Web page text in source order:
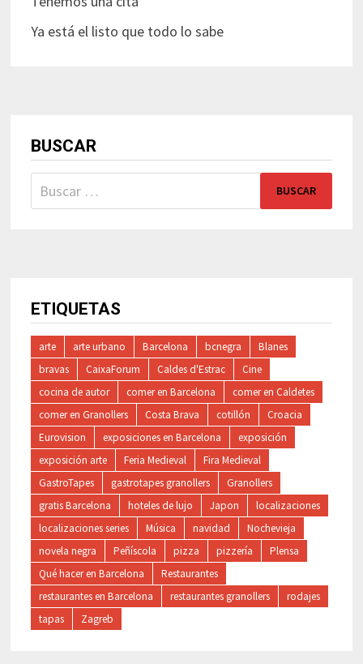
Ya está el listo que todo lo sabe
BUSCAR
Buscar:
ETIQUETAS
arte arte urbano Barcelona bcnegra
Blanes
bravas
CaixaForum Caldes d'Estrac
Cine
cocina de autor
comer en Barcelona
comer en Caldetes
comer en Granollers
Costa Brava cotillón
Croacia
Eurovision
exposiciones en Barcelona
exposición
exposición arte
Feria Medieval
Fira Medieval
GastroTapes
gastrotapes granollers
Granollers
gratis Barcelona
hoteles de lujo Japon
localizaciones
localizaciones series
Música navidad
Nochevieja
novela negra
Peñíscola pizza pizzería
Plensa
Qué hacer en Barcelona
Restaurantes
restaurantes en Barcelona
restaurantes granollers
rodajes
tapas
Zagreb